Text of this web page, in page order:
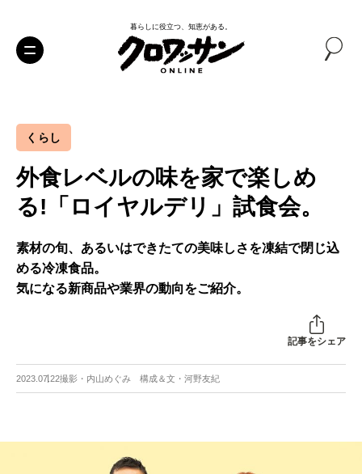
暮らしに役立つ、知恵がある。
くらし
外食レベルの味を家で楽しめ
る!「ロイヤルデリ」試食会。
素材の旬、あるいはできたての美味しさを凍結で閉じ込
める冷凍食品。
気になる新商品や業界の動向をご紹介。
記事をシェア
2023.07.22撮影・内山めぐみ 構成＆文・河野友紀